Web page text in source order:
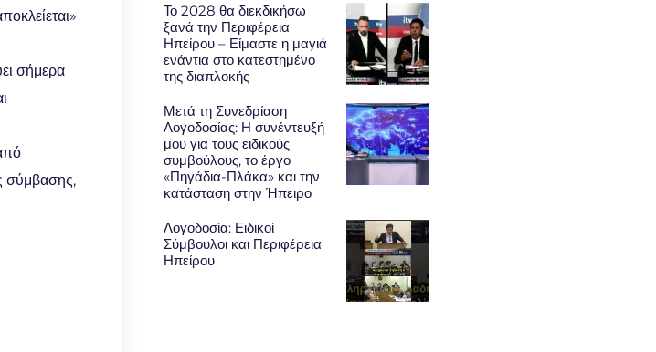
σήμερα
σύμβασης,
Το 2028 θα διεκδικήσω
ξανά την Περιφέρεια
Ηπείρου – Είμαστε η μαγιά
ενάντια στο κατεστημένο
της διαπλοκής
Μετά τη Συνεδρίαση
Λογοδοσίας: Η συνέντευξή
μου για τους ειδικούς
συμβούλους, το έργο
«Πηγάδια-Πλάκα» και την
κατάσταση στην Ήπειρο
Λογοδοσία: Ειδικοί
Σύμβουλοι και Περιφέρεια
Ηπείρου